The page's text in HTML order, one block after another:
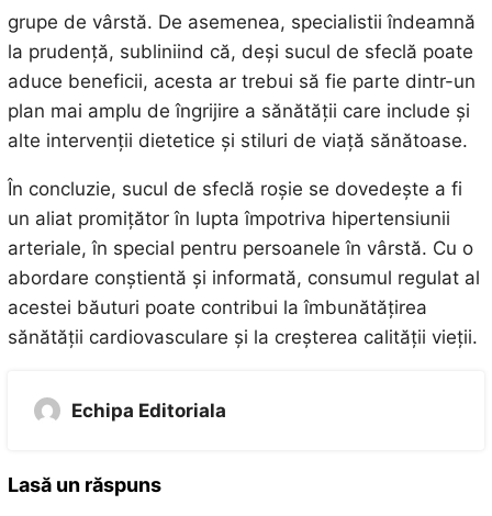
grupe de vârstă. De asemenea, specialistii îndeamnă
la prudență, subliniind că, deși sucul de sfeclă poate
aduce beneficii, acesta ar trebui să fie parte dintr-un
plan mai amplu de îngrijire a sănătății care include și
alte intervenții dietetice și stiluri de viață sănătoase.
În concluzie, sucul de sfeclă roșie se dovedește a fi
un aliat promițător în lupta împotriva hipertensiunii
arteriale, în special pentru persoanele în vârstă. Cu o
abordare conștientă și informată, consumul regulat al
acestei băuturi poate contribui la îmbunătățirea
sănătății cardiovasculare și la creșterea calității vieții.
Echipa Editoriala
Lasă un răspuns